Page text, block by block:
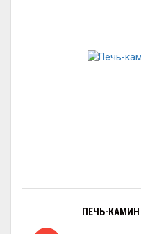
ПЕЧЬ-КАМИН